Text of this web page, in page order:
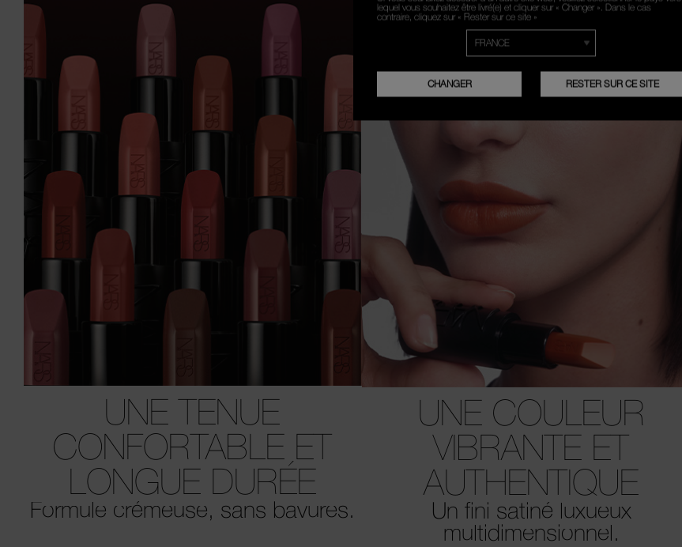
UNE TENUE
CONFORTABLE ET
LONGUE DURÉE
Formule crémeuse, sans bavures.
UNE COULEUR
VIBRANTE ET
AUTHENTIQUE
Un fini satiné luxueux
multidimensionnel.
lequel vous souhaitez être livré(e) et cliquer sur « Changer ». Dans le cas
contraire, cliquez sur « Rester sur ce site »
CHANGER RESTER SUR CE SITE